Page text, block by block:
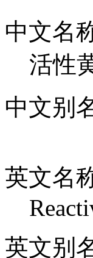
中文名
活性
中文别
英文名
英文别